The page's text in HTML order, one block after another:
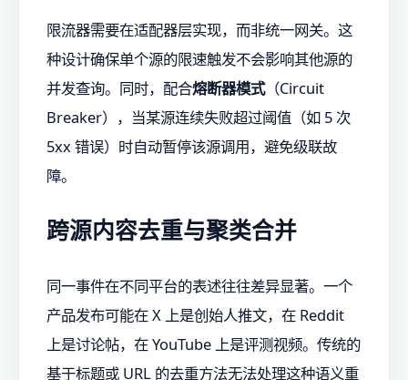
限流器需要在适配器层实现，而非统一网关。这
种设计确保单个源的限速触发不会影响其他源的
并发查询。同时，配合熔断器模式（Circuit
Breaker），当某源连续失败超过阈值（如 5 次
5xx 错误）时自动暂停该源调用，避免级联故
障。
跨源内容去重与聚类合并
同一事件在不同平台的表述往往差异显著。一个
产品发布可能在 X 上是创始人推文，在 Reddit
上是讨论帖，在 YouTube 上是评测视频。传统的
基于标题或 URL 的去重方法无法处理这种语义重